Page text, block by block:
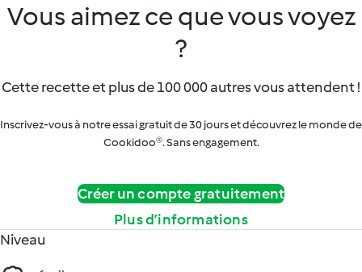
Vous aimez ce que vous voyez
?
Cette recette et plus de 100 000 autres vous attendent !
Inscrivez-vous à notre essai gratuit de 30 jours et découvrez le monde de
Cookidoo®. Sans engagement.
Créer un compte gratuitement
Plus d’informations
Niveau